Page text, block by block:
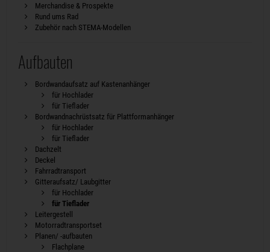
Merchandise & Prospekte
Rund ums Rad
Zubehör nach STEMA-Modellen
Aufbauten
Bordwandaufsatz auf Kastenanhänger
für Hochlader
für Tieflader
Bordwandnachrüstsatz für Plattformanhänger
für Hochlader
für Tieflader
Dachzelt
Deckel
Fahrradtransport
Gitteraufsatz/ Laubgitter
für Hochlader
für Tieflader
Leitergestell
Motorradtransportset
Planen/ -aufbauten
Flachplane